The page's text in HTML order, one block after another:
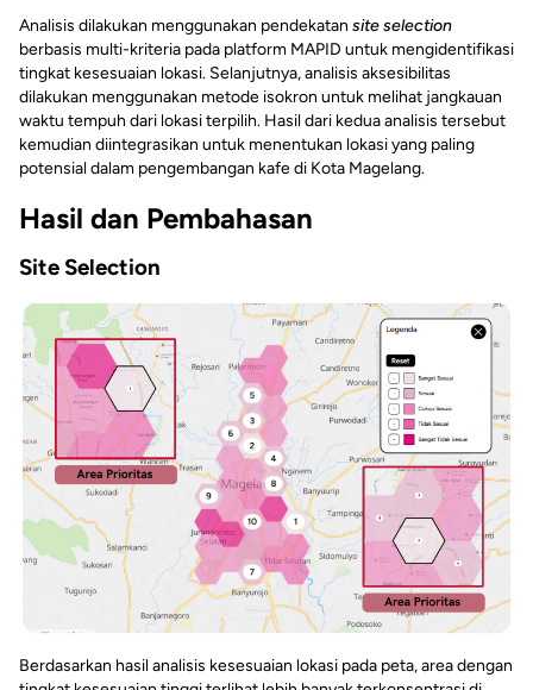
Analisis dilakukan menggunakan pendekatan site selection
berbasis multi-kriteria pada platform MAPID untuk mengidentifikasi
tingkat kesesuaian lokasi. Selanjutnya, analisis aksesibilitas
dilakukan menggunakan metode isokron untuk melihat jangkauan
waktu tempuh dari lokasi terpilih. Hasil dari kedua analisis tersebut
kemudian diintegrasikan untuk menentukan lokasi yang paling
potensial dalam pengembangan kafe di Kota Magelang.
Hasil dan Pembahasan
Site Selection
Berdasarkan hasil analisis kesesuaian lokasi pada peta, area dengan